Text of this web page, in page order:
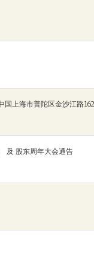
上海市普陀区金沙江路
及 股东周年大会通告